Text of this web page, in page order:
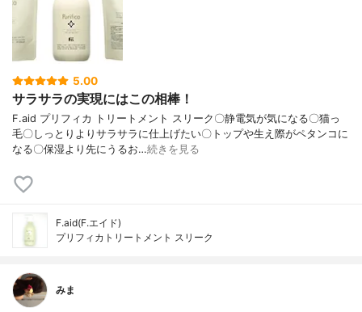
5.00
サラサラの実現にはこの相棒！
F.aid プリフィカ トリートメント スリーク〇静電気が気になる〇猫っ
毛〇しっとりよりサラサラに仕上げたい〇トップや生え際がペタンコに
なる〇保湿より先にうるお…続きを見る
F.aid(F.エイド)
プリフィカトリートメント スリーク
みま